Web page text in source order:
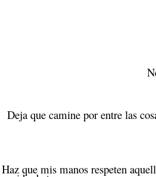
Deja que camine por entre las
Haz que mis manos respeten